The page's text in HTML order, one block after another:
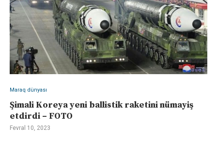
Maraq dünyası
Şimali Koreya yeni ballistik raketini nümayiş
etdirdi – FOTO
Fevral 10, 2023